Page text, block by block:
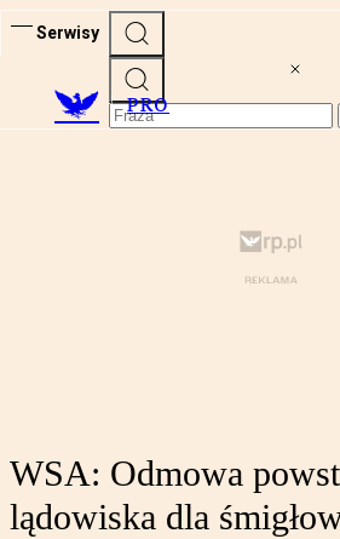
Serwisy
PRO
WSA: Odmowa
lądowiska dla